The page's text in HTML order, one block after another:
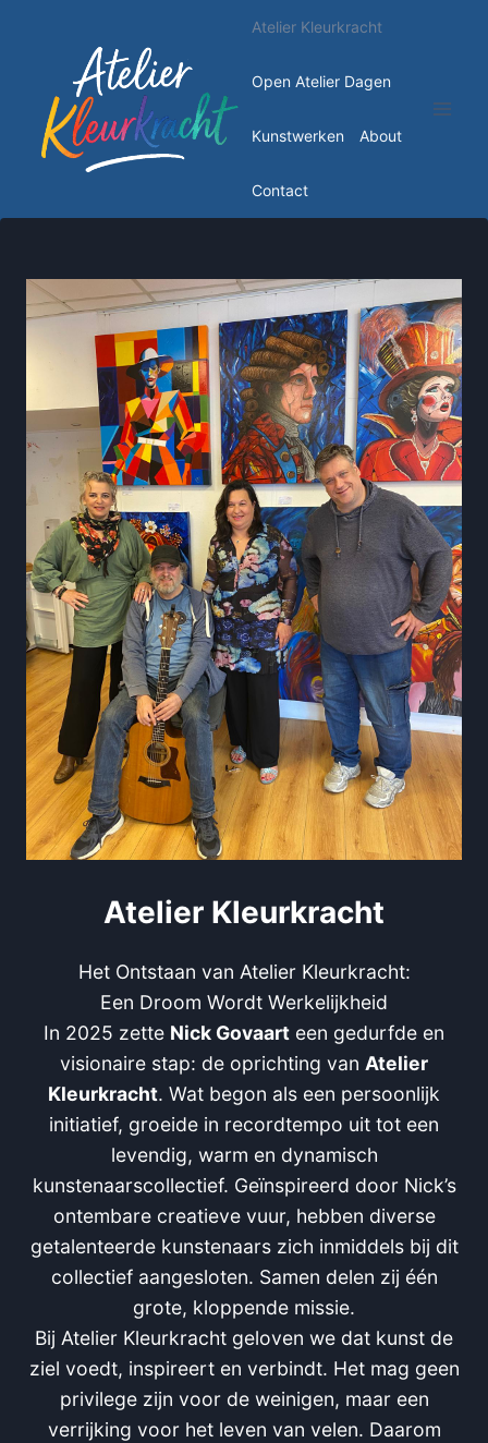
Atelier Kleurkracht
Open Atelier Dagen
Kunstwerken About
Contact
Atelier Kleurkracht
Het Ontstaan van Atelier Kleurkracht:
Een Droom Wordt Werkelijkheid
In 2025 zette Nick Govaart een gedurfde en
visionaire stap: de oprichting van Atelier
Kleurkracht. Wat begon als een persoonlijk
initiatief, groeide in recordtempo uit tot een
levendig, warm en dynamisch
kunstenaarscollectief. Geïnspireerd door Nick’s
ontembare creatieve vuur, hebben diverse
getalenteerde kunstenaars zich inmiddels bij dit
collectief aangesloten. Samen delen zij één
grote, kloppende missie.
Bij Atelier Kleurkracht geloven we dat kunst de
ziel voedt, inspireert en verbindt. Het mag geen
privilege zijn voor de weinigen, maar een
verrijking voor het leven van velen. Daarom